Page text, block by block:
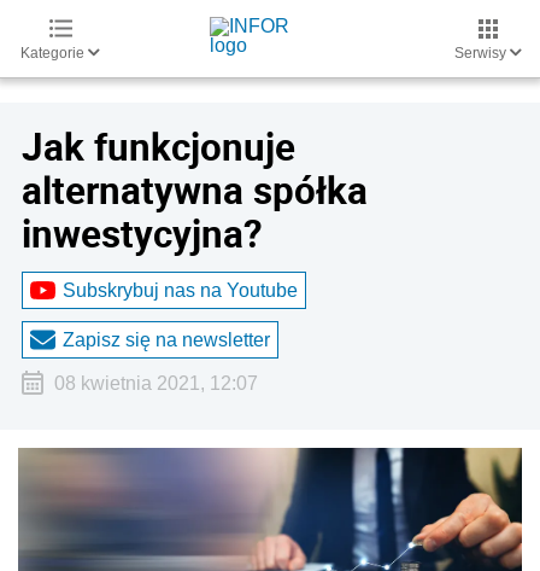
Kategorie Serwisy
Jak funkcjonuje
alternatywna spółka
inwestycyjna?
Subskrybuj nas na Youtube
Zapisz się na newsletter
08 kwietnia 2021, 12:07